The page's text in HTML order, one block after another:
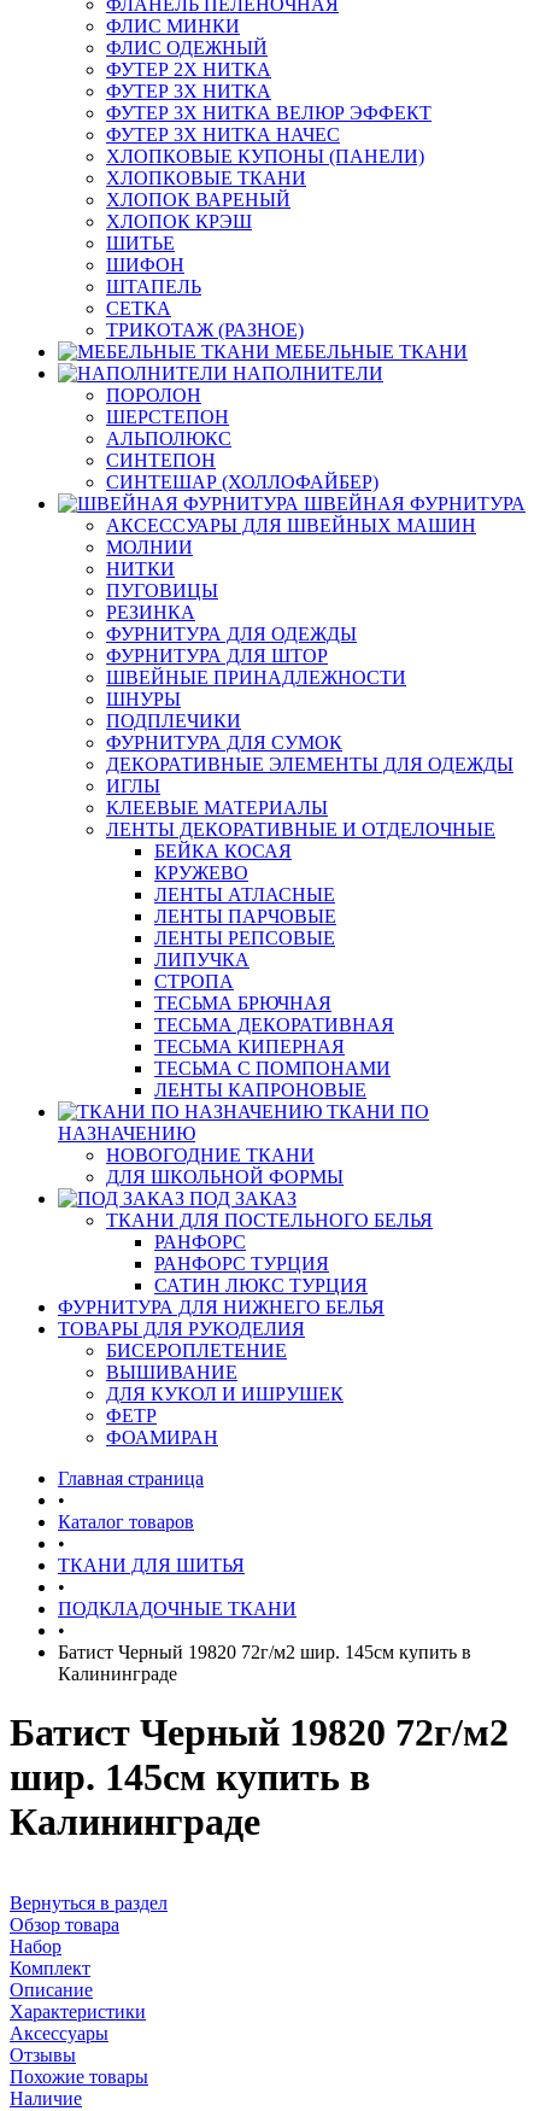
ФЛАНЕЛЬ ПЕЛЕНОЧНАЯ
ФЛИС МИНКИ
ФЛИС ОДЕЖНЫЙ
ФУТЕР 2Х НИТКА
ФУТЕР 3Х НИТКА
ФУТЕР 3Х НИТКА ВЕЛЮР ЭФФЕКТ
ФУТЕР 3Х НИТКА НАЧЕС
ХЛОПКОВЫЕ КУПОНЫ (ПАНЕЛИ)
ХЛОПКОВЫЕ ТКАНИ
ХЛОПОК ВАРЕНЫЙ
ХЛОПОК КРЭШ
ШИТЬЕ
ШИФОН
ШТАПЕЛЬ
СЕТКА
ТРИКОТАЖ (РАЗНОЕ)
МЕБЕЛЬНЫЕ ТКАНИ
НАПОЛНИТЕЛИ
ПОРОЛОН
ШЕРСТЕПОН
АЛЬПОЛЮКС
СИНТЕПОН
СИНТЕШАР (ХОЛЛОФАЙБЕР)
ШВЕЙНАЯ ФУРНИТУРА
АКСЕССУАРЫ ДЛЯ ШВЕЙНЫХ МАШИН
МОЛНИИ
НИТКИ
ПУГОВИЦЫ
РЕЗИНКА
ФУРНИТУРА ДЛЯ ОДЕЖДЫ
ФУРНИТУРА ДЛЯ ШТОР
ШВЕЙНЫЕ ПРИНАДЛЕЖНОСТИ
ШНУРЫ
ПОДПЛЕЧИКИ
ФУРНИТУРА ДЛЯ СУМОК
ДЕКОРАТИВНЫЕ ЭЛЕМЕНТЫ ДЛЯ ОДЕЖДЫ
ИГЛЫ
КЛЕЕВЫЕ МАТЕРИАЛЫ
ЛЕНТЫ ДЕКОРАТИВНЫЕ И ОТДЕЛОЧНЫЕ
БЕЙКА КОСАЯ
КРУЖЕВО
ЛЕНТЫ АТЛАСНЫЕ
ЛЕНТЫ ПАРЧОВЫЕ
ЛЕНТЫ РЕПСОВЫЕ
ЛИПУЧКА
СТРОПА
ТЕСЬМА БРЮЧНАЯ
ТЕСЬМА ДЕКОРАТИВНАЯ
ТЕСЬМА КИПЕРНАЯ
ТЕСЬМА С ПОМПОНАМИ
ЛЕНТЫ КАПРОНОВЫЕ
ТКАНИ ПО
НАЗНАЧЕНИЮ
НОВОГОДНИЕ ТКАНИ
ДЛЯ ШКОЛЬНОЙ ФОРМЫ
ПОД ЗАКАЗ
ТКАНИ ДЛЯ ПОСТЕЛЬНОГО БЕЛЬЯ
РАНФОРС
РАНФОРС ТУРЦИЯ
САТИН ЛЮКС ТУРЦИЯ
ФУРНИТУРА ДЛЯ НИЖНЕГО БЕЛЬЯ
ТОВАРЫ ДЛЯ РУКОДЕЛИЯ
БИСЕРОПЛЕТЕНИЕ
ВЫШИВАНИЕ
ДЛЯ КУКОЛ И ИШРУШЕК
ФЕТР
ФОАМИРАН
Главная страница
•
Каталог товаров
•
ТКАНИ ДЛЯ ШИТЬЯ
•
ПОДКЛАДОЧНЫЕ ТКАНИ
•
Батист Черный 19820 72г/м2 шир. 145см купить в
Калининграде
Батист Черный 19820 72г/м2
шир. 145см купить в
Калининграде
Вернуться в раздел
Обзор товара
Набор
Комплект
Описание
Характеристики
Аксессуары
Отзывы
Похожие товары
Наличие